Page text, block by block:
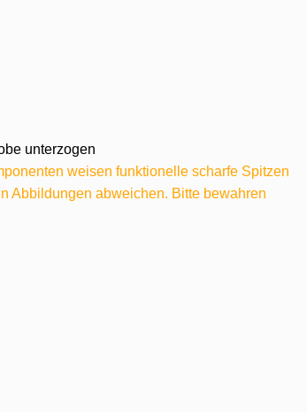
unterzogen
weisen funktionelle scharfe Spitzen
Abbildungen abweichen. Bitte bewahren